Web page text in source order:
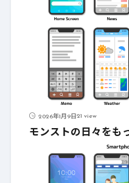
2026年1月9日21 view
モンストの日々をも